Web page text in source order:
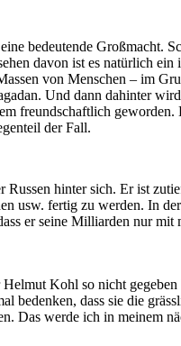
bedeutende Großmacht.
davon ist es natürlich
von Menschen – im
Und dann dahinter
freundschaftlich
der Fall.
hinter sich. Er ist
usw. fertig zu werden. In
er seine Milliarden nur mit
Kohl so nicht
dass sie die
Das werde ich in meinem